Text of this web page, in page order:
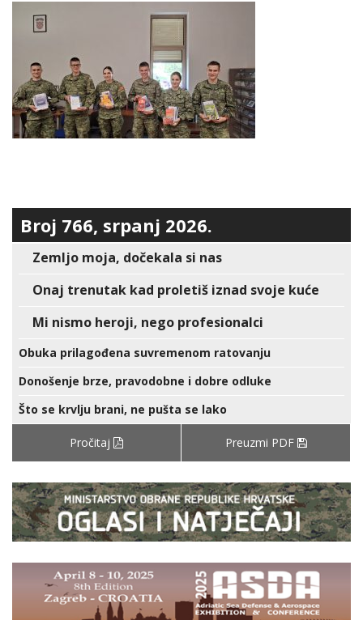
Broj 766, srpanj 2026.
Zemljo moja, dočekala si nas
Onaj trenutak kad proletiš iznad svoje kuće
Mi nismo heroji, nego profesionalci
Obuka prilagođena suvremenom ratovanju
Donošenje brze, pravodobne i dobre odluke
Što se krvlju brani, ne pušta se lako
Pročitaj Preuzmi PDF